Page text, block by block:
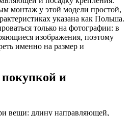
монтаж у этой модели простой,
указана как Польша.
только на фотографии: в
изображения, поэтому
именно на размер и
и
вещи: длину направляющей,